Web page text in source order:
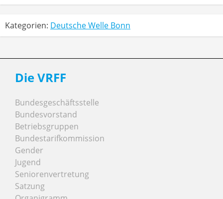
Kategorien: Deutsche Welle Bonn
Die VRFF
Bundesgeschäftsstelle
Bundesvorstand
Betriebsgruppen
Bundestarifkommission
Gender
Jugend
Seniorenvertretung
Satzung